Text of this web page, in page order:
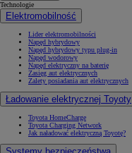
Technologie
Elektromobilność
Lider elektromobilności
Napęd hybrydowy
Napęd hybrydowy typu plug-in
Napęd wodorowy
Napęd elektryczny na baterię
Zasięg aut elektrycznych
Zalety posiadania aut elektrycznych
Ładowanie elektrycznej Toyoty
Toyota HomeCharge
Toyota Charging Network
Jak naładować elektryczną Toyotę?